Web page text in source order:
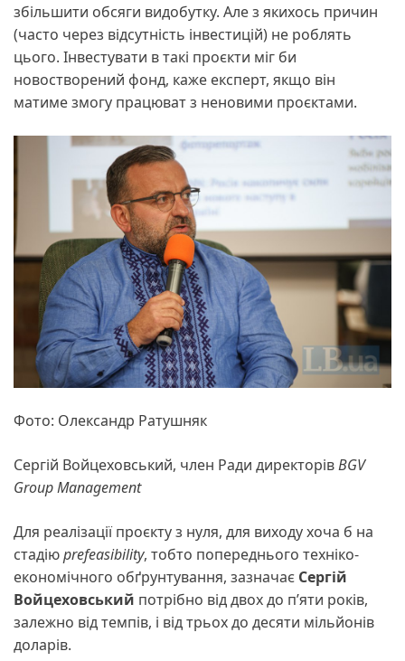
збільшити обсяги видобутку. Але з якихось причин
(часто через відсутність інвестицій) не роблять
цього. Інвестувати в такі проєкти міг би
новостворений фонд, каже експерт, якщо він
матиме змогу працюват з неновими проєктами.
Фото: Олександр Ратушняк
Сергій Войцеховський, член Ради директорівBGV
Group Management
Для реалізації проєкту з нуля, для виходу хоча б на
стадіюprefeasibility, тобто попереднього техніко-
економічного обґрунтування, зазначає Сергій
Войцеховський потрібно від двох до п’яти років,
залежно від темпів, і від трьох до десяти мільйонів
доларів.